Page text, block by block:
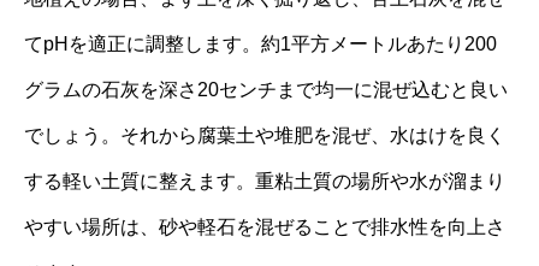
てpHを適正に調整します。約1平方メートルあたり200
グラムの石灰を深さ20センチまで均一に混ぜ込むと良い
でしょう。それから腐葉土や堆肥を混ぜ、水はけを良く
する軽い土質に整えます。重粘土質の場所や水が溜まり
やすい場所は、砂や軽石を混ぜることで排水性を向上さ